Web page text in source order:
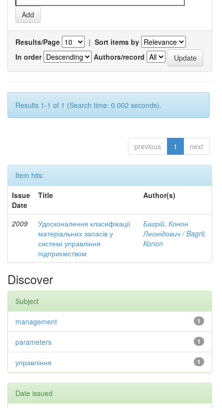
Results/Page | Sort items by
In order
Authors/record
Results 1-1 of 1 (Search time: 0.002 seconds).
previous 1 next
Item hits:
Issue
Date
Title Author(s)
2009
Удосконалення класифікації
матеріальних запасів у
системі управління
підприємством
Багрій, Конон
Леонідович / Bagrii,
Konon
Discover
Subject
1
management
1
parameters
1
управління
Date issued